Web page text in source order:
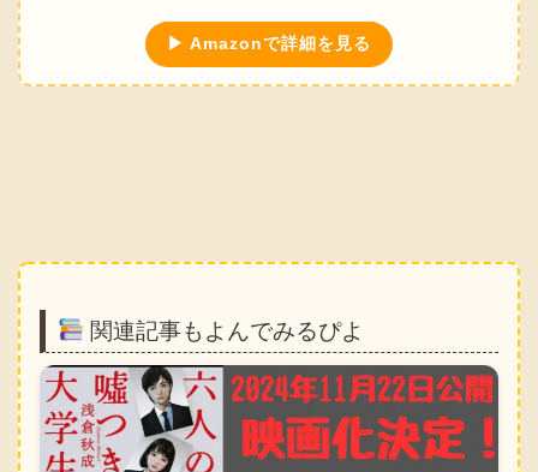
▶ Amazonで詳細を見る
関連記事もよんでみるぴよ